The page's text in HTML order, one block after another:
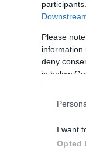
Please
information
deny
in below
I want
Opted